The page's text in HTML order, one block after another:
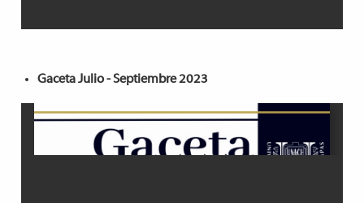
Gaceta Julio - Septiembre 2023